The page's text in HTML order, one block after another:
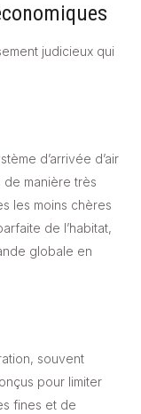
judicieux qui
d’arrivée d’air
manière très
les moins chères
de l’habitat,
globale en
souvent
pour limiter
fines et de